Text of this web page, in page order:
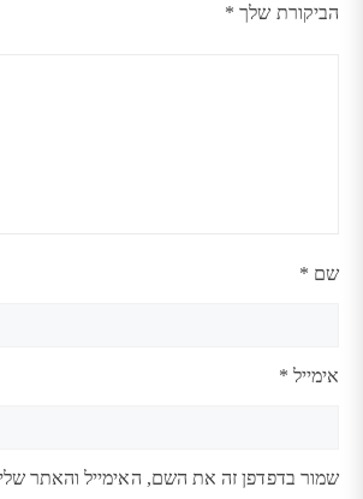
הביקורת שלך *
שם *
אימייל *
שמור בדפדפן זה את השם, האימייל והאתר